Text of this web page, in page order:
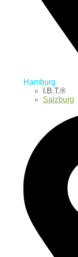
Hamburg
I.B.T.®
Salzburg